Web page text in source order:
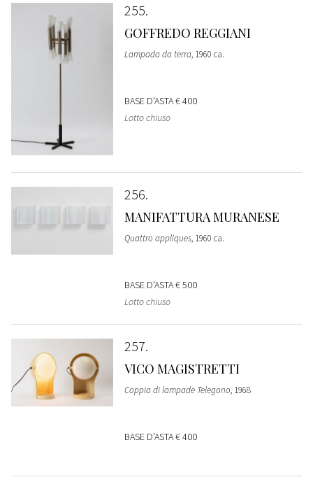
255
GOFFREDO REGGIANI
Lampada da terra, 1960 ca.
BASE D'ASTA€ 400
Lotto chiuso
256
MANIFATTURA MURANESE
Quattro appliques, 1960 ca.
BASE D'ASTA€ 500
Lotto chiuso
257
VICO MAGISTRETTI
Coppia di lampade Telegono, 1968
BASE D'ASTA€ 400